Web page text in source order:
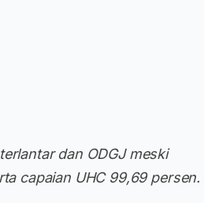
dan ODGJ meski
capaian UHC 99,69 persen.